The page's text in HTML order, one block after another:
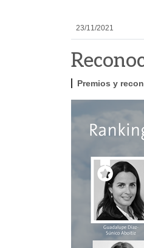
23/11/2021
Premios y